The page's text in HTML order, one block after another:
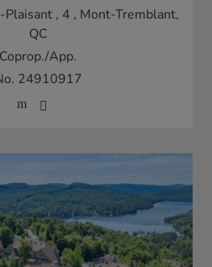
, 4 , Mont-Tremblant,
QC
Coprop./App.
24910917